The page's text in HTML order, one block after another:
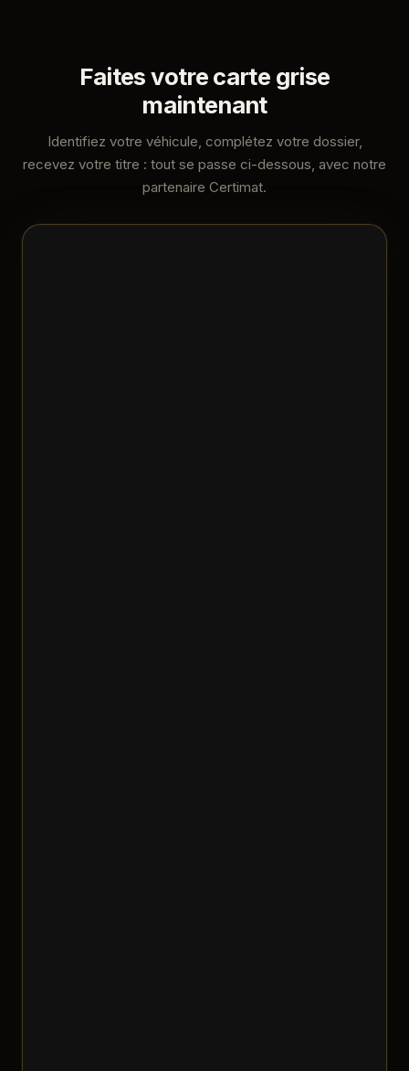
Faites votre carte grise
maintenant
Identifiez votre véhicule, complétez votre dossier,
recevez votre titre : tout se passe ci-dessous, avec notre
partenaire Certimat.